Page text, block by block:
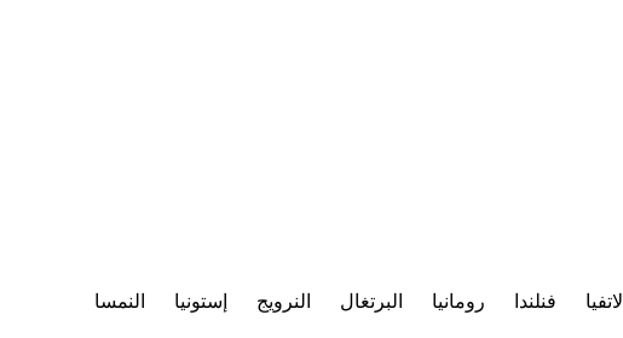
لاتفيا فنلندا رومانيا البرتغال النرويج إستونيا
النمسا